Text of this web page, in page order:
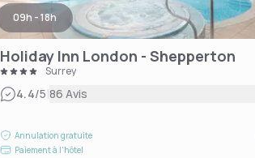
09h - 18h
Holiday Inn London - Shepperton
Surrey
4.4/5|86 Avis
Annulation gratuite
Paiement à l'hôtel